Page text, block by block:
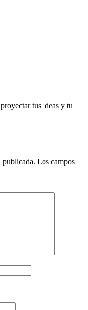
tus ideas y tu
publicada. Los campos